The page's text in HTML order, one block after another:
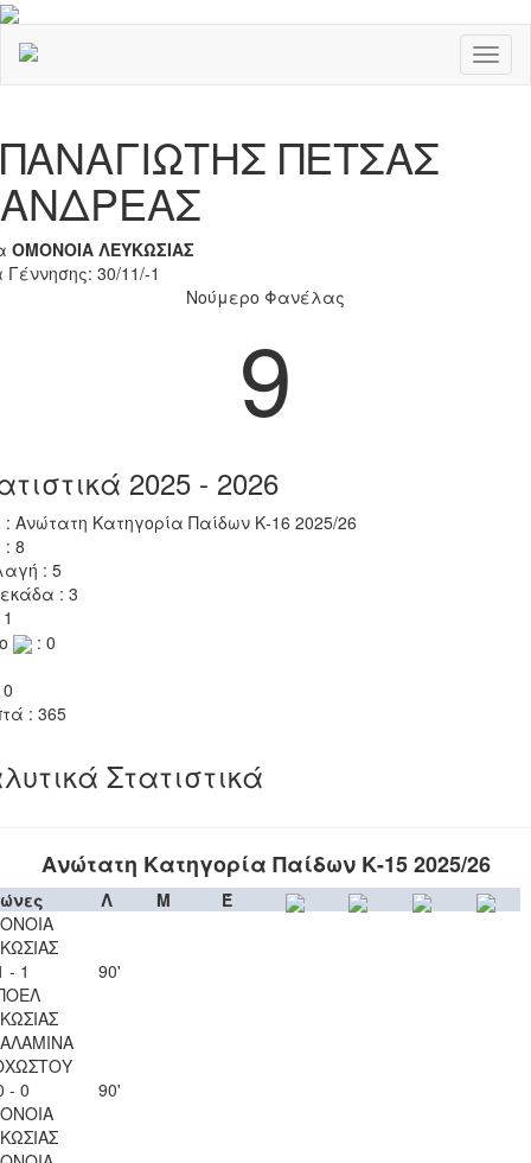
ΠΑΝΑΓΙΩΤΗΣ ΠΕΤΣΑΣ
ΑΝΔΡΕΑΣ
ΟΜΟΝΟΙΑ ΛΕΥΚΩΣΙΑΣ
30/11/-1
Νούμερο Φανέλας
9
2025 - 2026
: Ανώτατη Κατηγορία Παίδων Κ-16 2025/26
: 8
: 5
: 3
: 0
: 365
Στατιστικά
Ανώτατη Κατηγορία Παίδων Κ-15 2025/26
Λ Μ
Έ
- 1
90'
- 0
90'